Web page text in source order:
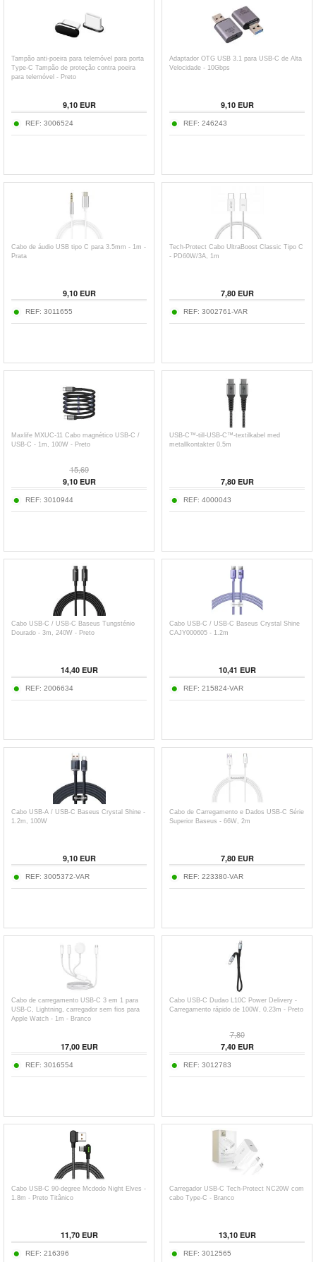
Tampão anti-poeira para telemóvel para porta
Type-C Tampão de proteção contra poeira
para telemóvel - Preto
9,10EUR
REF: 3006524
Adaptador OTG USB 3.1 para USB-C de Alta
Velocidade - 10Gbps
9,10EUR
REF: 246243
Cabo de áudio USB tipo C para 3.5mm - 1m -
Prata
9,10EUR
REF: 3011655
Tech-Protect Cabo UltraBoost Classic Tipo C
- PD60W/3A, 1m
7,80EUR
REF: 3002761-VAR
Maxlife MXUC-11 Cabo magnético USB-C /
USB-C - 1m, 100W - Preto
15,69
9,10EUR
REF: 3010944
USB-C™-till-USB-C™-textilkabel med
metallkontakter 0.5m
7,80EUR
REF: 4000043
Cabo USB-C / USB-C Baseus Tungsténio
Dourado - 3m, 240W - Preto
14,40EUR
REF: 2006634
Cabo USB-C / USB-C Baseus Crystal Shine
CAJY000605 - 1.2m
10,41 EUR
REF: 215824-VAR
Cabo USB-A / USB-C Baseus Crystal Shine -
1.2m, 100W
9,10EUR
REF: 3005372-VAR
Cabo de Carregamento e Dados USB-C Série
Superior Baseus - 66W, 2m
7,80EUR
REF: 223380-VAR
Cabo de carregamento USB-C 3 em 1 para
USB-C, Lightning, carregador sem fios para
Apple Watch - 1m - Branco
17,00EUR
REF: 3016554
Cabo USB-C Dudao L10C Power Delivery -
Carregamento rápido de 100W, 0.23m - Preto
7,80
7,40EUR
REF: 3012783
Cabo USB-C 90-degree Mcdodo Night Elves -
1.8m - Preto Titânico
11,70EUR
REF: 216396
Carregador USB-C Tech-Protect NC20W com
cabo Type-C - Branco
13,10EUR
REF: 3012565